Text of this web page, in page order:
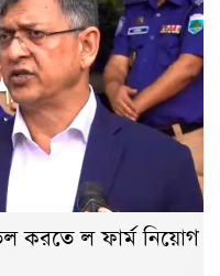
করতে ল ফার্ম নিয়োগ